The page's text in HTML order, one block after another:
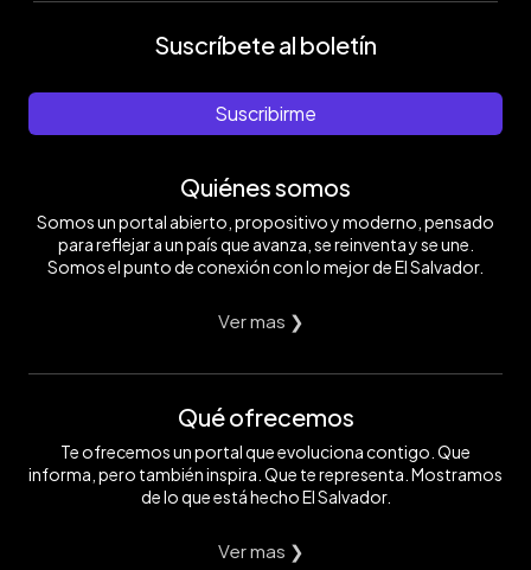
Suscríbete al boletín
Suscribirme
Quiénes somos
Somos un portal abierto, propositivo y moderno, pensado
para reflejar a un país que avanza, se reinventa y se une.
Somos el punto de conexión con lo mejor de El Salvador.
Ver mas ❯
Qué ofrecemos
Te ofrecemos un portal que evoluciona contigo. Que
informa, pero también inspira. Que te representa. Mostramos
de lo que está hecho El Salvador.
Ver mas ❯